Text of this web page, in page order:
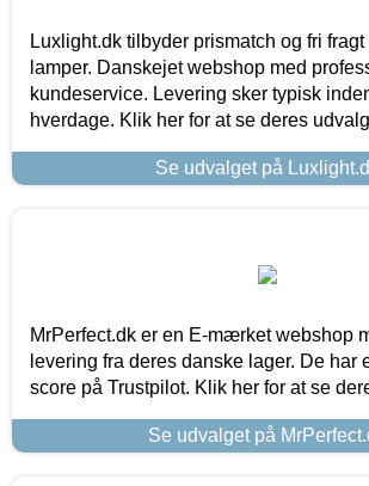
Luxlight.dk tilbyder prismatch og fri
lamper. Danskejet webshop med
kundeservice. Levering sker typisk
hverdage. Klik her for at se deres
Se udvalget på
MrPerfect.dk er en E-mærket webshop
levering fra deres danske lager. De har
score på Trustpilot. Klik her for at se
Se udvalget på